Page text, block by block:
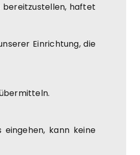
bereitzustellen, haftet
Einrichtung, die
kann keine